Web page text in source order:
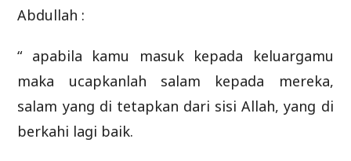
Abdullah :
“ apabila kamu masuk kepada keluargamu
maka ucapkanlah salam kepada mereka,
salam yang di tetapkan dari sisi Allah, yang di
berkahi lagi baik.